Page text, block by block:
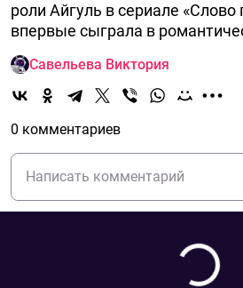
роли Айгуль в сериале «Слово
впервые сыграла в
Савельева Виктория
0 комментариев